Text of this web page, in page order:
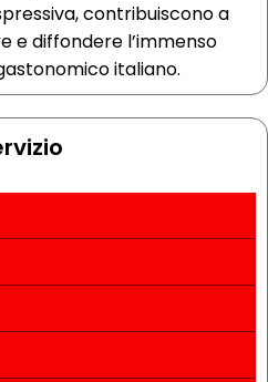
contribuiscono a
e diffondere l’immenso
italiano.